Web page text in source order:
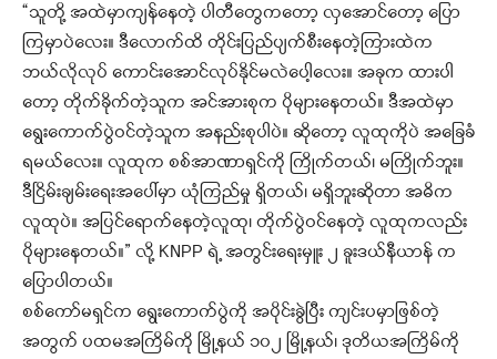
“သူတို့ အထဲမှာကျန်နေတဲ့ ပါတီတွေကတော့ လှအောင်တော့ ပြော
ကြမှာပဲလေး။ ဒီ‌လောက်ထိ တိုင်းပြည်ပျက်စီးနေတဲ့ကြားထဲက
ဘယ်လိုလုပ် ကောင်းအောင်လုပ်နိုင်မလဲပေါ့လေး။ အခုက ထားပါ
တော့ တိုက်ခိုက်တဲ့သူက အင်အားစုက ပိုများနေတယ်။ ဒီအထဲမှာ
ရွေးကောက်ပွဲဝင်တဲ့သူက အနည်းစုပါပဲ။ ဆိုတော့ လူထုကိုပဲ အခြေခံ
ရမယ်လေး။ လူထုက စစ်အာဏာရှင်ကို ကြိုက်တယ်၊ မကြိုက်ဘူး။
ဒီငြိမ်းချမ်းရေးအ‌ပေါ်မှာ ယုံကြည်မှု ရှိတယ်၊ မရှိဘူးဆိုတာ အဓိက
လူထုပဲ။ အပြင်ရောက်နေတဲ့လူထု၊ တိုက်ပွဲဝင်နေတဲ့ လူထုကလည်း
ပိုများနေတယ်။” လို့ KNPP ရဲ့ အတွင်းရေးမှူး ၂ ခူးဒယ်နီယာန် က
ပြောပါတယ်။
စစ်ကော်မရှင်က ရွေးကောက်ပွဲကို အပိုင်းခွဲပြီး ကျင်းပမှာဖြစ်တဲ့
အတွက် ပထမအကြိမ်ကို မြို့နယ် ၁၀၂ မြို့နယ်၊ ဒုတိယအကြိမ်ကို